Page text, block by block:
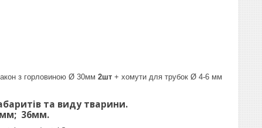
з горловиною Ø 30мм 2шт + хомути для трубок Ø 4-6 мм
та виду тварини.
36мм.